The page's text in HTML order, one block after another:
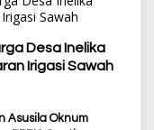
Desa Inelika
Irigasi Sawah
Asusila Oknum